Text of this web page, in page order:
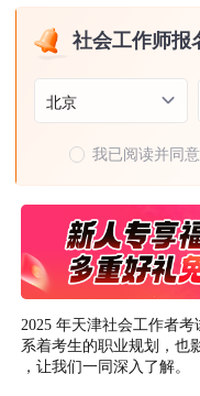
社会工作师报
北京
我已阅读并同意
2025 年天津社会工作者
系着考生的职业规划，也
，让我们一同深入了解。